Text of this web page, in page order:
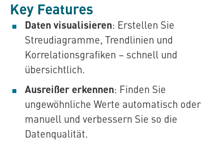
Key Features
Daten visualisieren: Erstellen Sie
Streudiagramme, Trendlinien und
Korrelationsgrafiken – schnell und
übersichtlich.
Ausreißer erkennen: Finden Sie
ungewöhnliche Werte automatisch oder
manuell und verbessern Sie so die
Datenqualität.